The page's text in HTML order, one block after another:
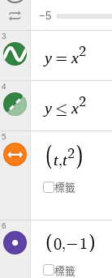
−5
y = x2
3
y ≤ x2
4
t,t2
標籤
5
0,− 1
標籤
6